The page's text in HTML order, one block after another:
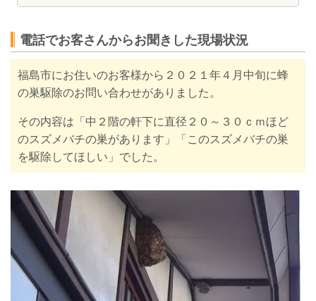
電話でお客さんからお聞きした現場状況
福島市にお住いのお客様から２０２１年４月中旬に蜂
の巣駆除のお問い合わせがありました。
その内容は 「中２階の軒下に直径２０～３０ｃｍほど
のスズメバチの巣があります」「このスズメバチの巣
を駆除してほしい」でした 。